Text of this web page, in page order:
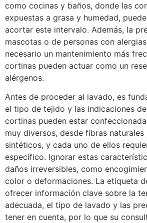
como cocinas y baños, donde las
expuestas a grasa y humedad,
acortar este intervalo. Además, la
mascotas o de personas con
necesario un mantenimiento más
cortinas pueden actuar como un
alérgenos.
Antes de proceder al lavado, es
el tipo de tejido y las indicaciones
cortinas pueden estar
muy diversos, desde fibras
sintéticos, y cada uno de ellos
específico. Ignorar estas
daños irreversibles, como
color o deformaciones. La etiqueta
ofrecer información clave sobre la
adecuada, el tipo de lavado y las
tener en cuenta, por lo que su